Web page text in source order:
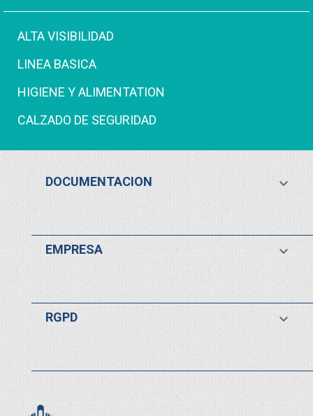
ALTA VISIBILIDAD
LINEA BASICA
HIGIENE Y ALIMENTATION
CALZADO DE SEGURIDAD
DOCUMENTACION 
EMPRESA 
RGPD 